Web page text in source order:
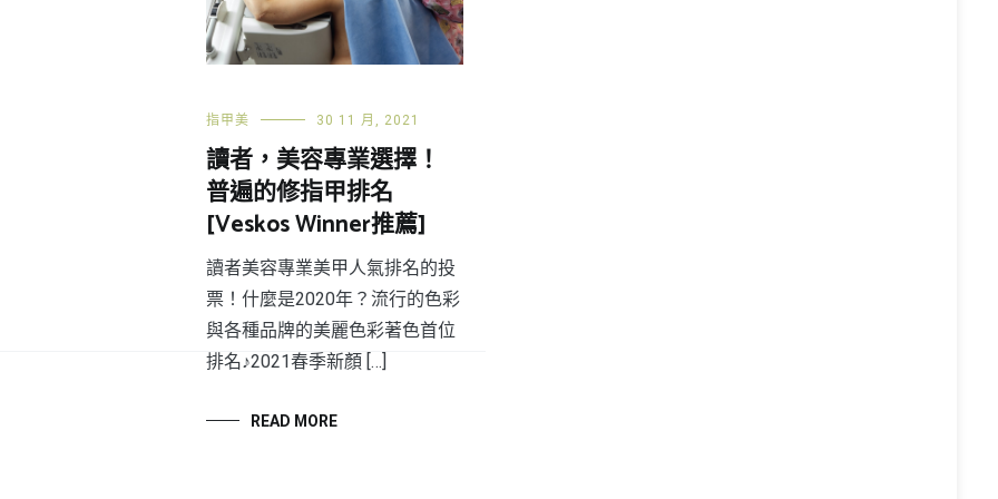
指甲美 30 11 月, 2021
讀者，美容專業選擇！
普遍的修指甲排名
[Veskos Winner推薦]
讀者美容專業美甲人氣排名的投
票！什麼是2020年？流行的色彩
與各種品牌的美麗色彩著色首位
排名♪2021春季新顏 […]
READ MORE